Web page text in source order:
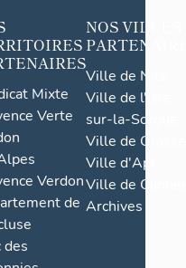
Mixte
Verte
Verdon
de
des
NOS VILLES
Ville de Nice
Ville de l'Isle-
sur-la-Sorgue
Ville de Grasse
Ville d'Apt
Ville de
Archives